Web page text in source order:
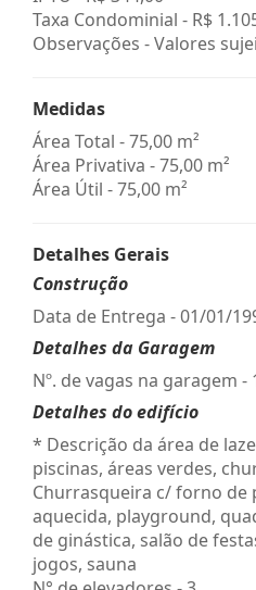
Taxa Condominial - R$
Observações - Valores
Medidas
Área Total - 75,00 m²
Área Privativa - 75,00 m²
Área Útil - 75,00 m²
Detalhes Gerais
Construção
Data de Entrega - 01/01/
Detalhes da Garagem
Nº. de vagas na garagem -
Detalhes do edifício
* Descrição da área de
piscinas, áreas verdes,
Churrasqueira c/ forno de
aquecida, playground,
de ginástica, salão de
jogos, sauna